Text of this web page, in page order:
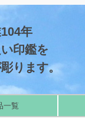
年
印鑑を
ります。
一覧